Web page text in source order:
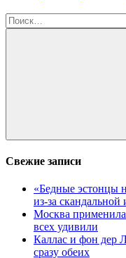
Найти:
Свежие записи
«Бедные эстонцы
из-за
Москва
всех удивили
Каллас и фон дер
сразу обеих